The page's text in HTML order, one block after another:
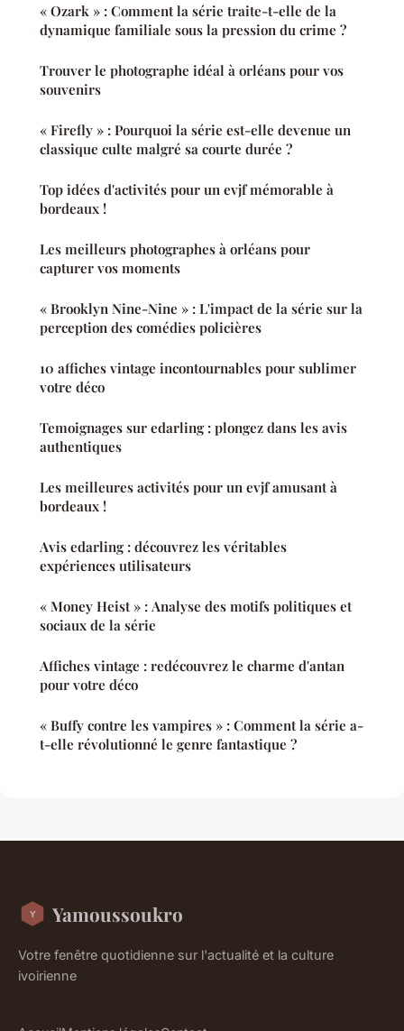
« Ozark » : Comment la série traite-t-elle de la
dynamique familiale sous la pression du crime ?
Trouver le photographe idéal à orléans pour vos
souvenirs
« Firefly » : Pourquoi la série est-elle devenue un
classique culte malgré sa courte durée ?
Top idées d'activités pour un evjf mémorable à
bordeaux !
Les meilleurs photographes à orléans pour
capturer vos moments
« Brooklyn Nine-Nine » : L'impact de la série sur la
perception des comédies policières
10 affiches vintage incontournables pour sublimer
votre déco
Temoignages sur edarling : plongez dans les avis
authentiques
Les meilleures activités pour un evjf amusant à
bordeaux !
Avis edarling : découvrez les véritables
expériences utilisateurs
« Money Heist » : Analyse des motifs politiques et
sociaux de la série
Affiches vintage : redécouvrez le charme d'antan
pour votre déco
« Buffy contre les vampires » : Comment la série a-
t-elle révolutionné le genre fantastique ?
Yamoussoukro
Votre fenêtre quotidienne sur l'actualité et la culture
ivoirienne